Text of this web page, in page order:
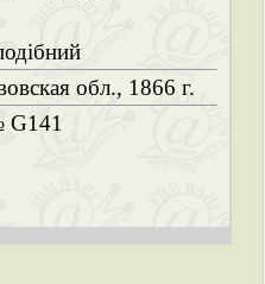
обл., 1866 г.